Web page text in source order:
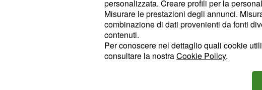
© RIPRODUZIONE VIETATA
personalizzata. Creare profili per la
Misurare le prestazioni degli annunci.
combinazione di dati provenienti da fonti
contenuti.
Per conoscere nel dettaglio quali cookie
consultare la nostraCookie Policy.